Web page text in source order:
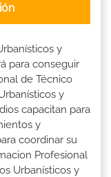
y
para conseguir
de Técnico
y
capacitan para
y
coordinar su
Profesional
Urbanísticos y